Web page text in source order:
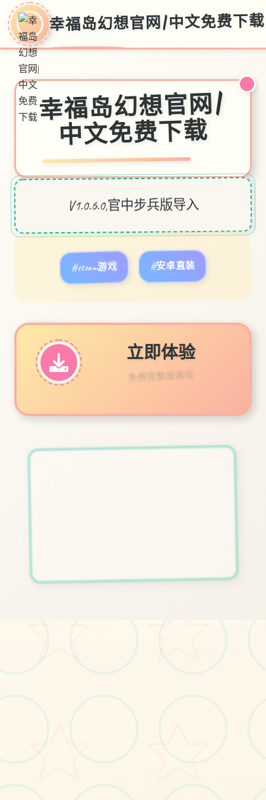
幸福岛幻想官网|中文免费下载
幸福岛幻想官网|
中文免费下载
V1.0.6.0,官中步兵版导入
#steam游戏 #安卓直装
立即体验
免费完整版游戏